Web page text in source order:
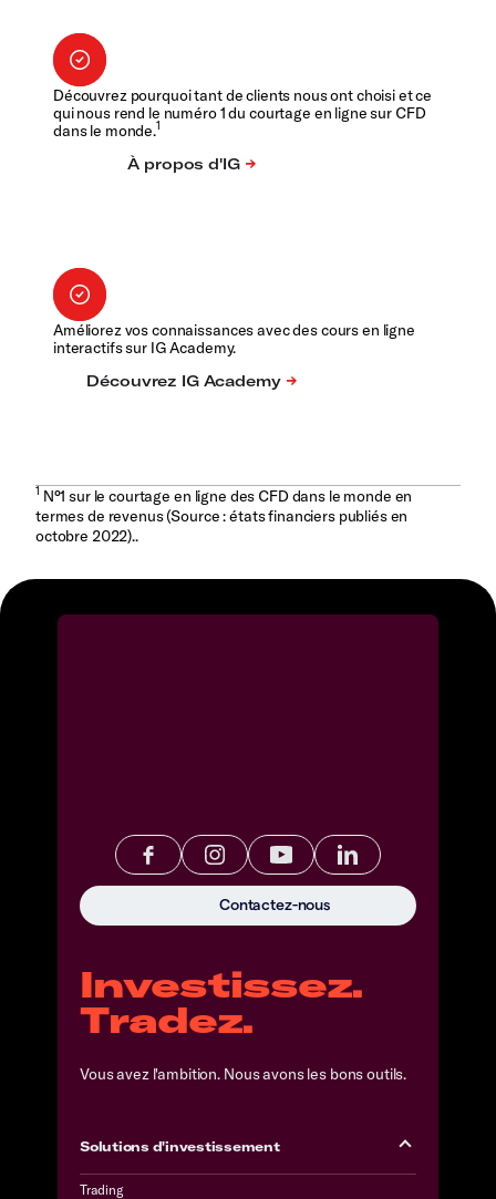
Découvrez pourquoi tant de clients nous ont choisi et ce
qui nous rend le numéro 1 du courtage en ligne sur CFD
dans le monde.1
Améliorez vos connaissances avec des cours en ligne
interactifs sur IG Academy.
1N°1 sur le courtage en ligne des CFD dans le monde en
termes de revenus (Source : états financiers publiés en
octobre 2022)..
Investissez.
Tradez.
Vous avez l'ambition. Nous avons les bons outils.
Solutions d'investissement
Trading